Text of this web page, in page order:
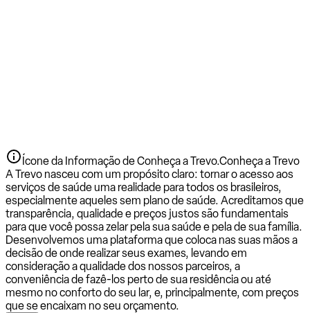
Ícone da Informação de Conheça a Trevo.Conheça a Trevo
A Trevo nasceu com um propósito claro: tornar o acesso aos
serviços de saúde uma realidade para todos os brasileiros,
especialmente aqueles sem plano de saúde. Acreditamos que
transparência, qualidade e preços justos são fundamentais
para que você possa zelar pela sua saúde e pela de sua família.
Desenvolvemos uma plataforma que coloca nas suas mãos a
decisão de onde realizar seus exames, levando em
consideração a qualidade dos nossos parceiros, a
conveniência de fazê-los perto de sua residência ou até
mesmo no conforto do seu lar, e, principalmente, com preços
que se encaixam no seu orçamento.